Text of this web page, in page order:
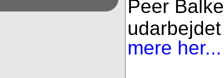
Peer
mere her...